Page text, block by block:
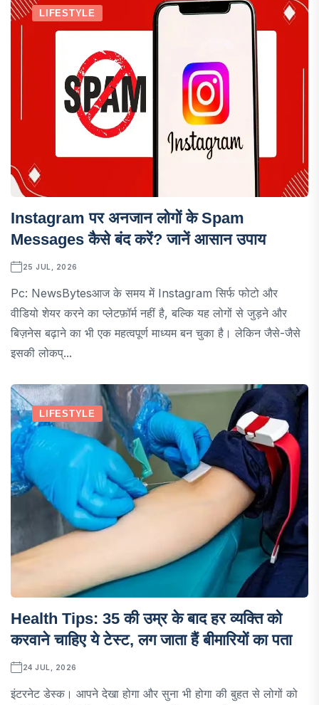
LIFESTYLE
Instagram पर अनजान लोगों के Spam
Messages कैसे बंद करें? जानें आसान उपाय
25 JUL, 2026
Pc: NewsBytesआज के समय में Instagram सिर्फ फोटो और
वीडियो शेयर करने का प्लेटफ़ॉर्म नहीं है, बल्कि यह लोगों से जुड़ने और
बिज़नेस बढ़ाने का भी एक महत्वपूर्ण माध्यम बन चुका है। लेकिन जैसे-जैसे
इसकी लोकप्...
LIFESTYLE
Health Tips: 35 की उम्र के बाद हर व्यक्ति को
करवाने चाहिए ये टेस्ट, लग जाता हैं बीमारियों का पता
24 JUL, 2026
इंटरनेट डेस्क। आपने देखा होगा और सुना भी होगा की बुहत से लोगों को